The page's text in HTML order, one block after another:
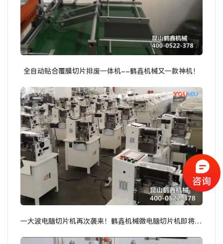
全自动贴合覆膜切片排废一体机--鹤鑫机械又一款神机！
一大波电脑切片机再次袭来！鹤鑫机械微电脑切片机即将出货！